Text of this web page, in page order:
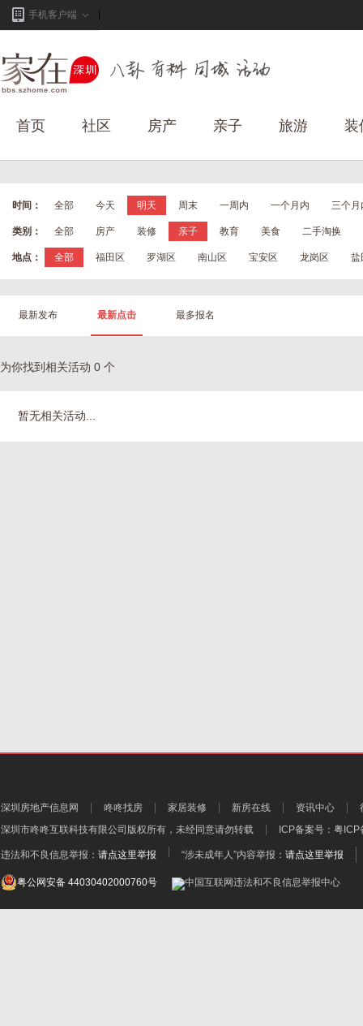
手机客户端
首页 社区 房产 亲子 旅游 装
时间： 全部 今天 明天 周末 一周内 一个月内 三个月
类别： 全部 房产 装修 亲子 教育 美食 二手淘换
地点： 全部 福田区 罗湖区 南山区 宝安区 龙岗区 盐
最新发布 最新点击 最多报名
为你找到相关活动 0 个
暂无相关活动...
深圳房地产信息网 咚咚找房 家居装修 新房在线 资讯中心
深圳市咚咚互联科技有限公司 版权所有，未经同意请勿转载 ICP备案号： 粤ICP
违法和不良信息举报： 请点这里举报 “涉未成年人”内容举报： 请点这里举报
粤公网安备 44030402000760号